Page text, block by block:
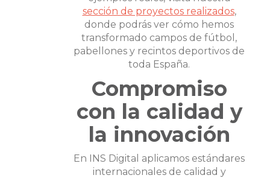
sección de proyectos realizados,
donde podrás ver cómo hemos
transformado campos de fútbol,
pabellones y recintos deportivos de
toda España.
Compromiso
con la calidad y
la innovación
En INS Digital aplicamos estándares
internacionales de calidad y